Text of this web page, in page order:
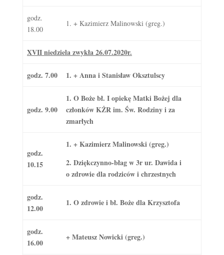
godz.
18.00
1. + Kazimierz Malinowski (greg.)
XVII niedziela zwykła 26.07.2020r.
godz. 7.00 1. + Anna i Stanisław Oksztulscy
godz. 9.00
1. O Boże bł. I opiekę Matki Bożej dla
członków KŻR im. Św. Rodziny i za
zmarłych
godz.
10.15
1. + Kazimierz Malinowski (greg.)
2. Dziękczynno-błag w 3r ur. Dawida i
o zdrowie dla rodziców i chrzestnych
godz.
12.00
1. O zdrowie i bł. Boże dla Krzysztofa
godz.
16.00
+ Mateusz Nowicki (greg.)